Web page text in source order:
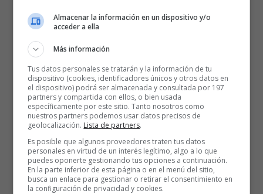
Estadísticas del partido
ARMANI MILÁN: Baron (11), Hall (6), Luwawu-Cabarrot (17), Hines
(10) y Voigtmann (16) –quinteto inicial– Davies (9), Ricci (4), Nappier
(10) y Tonut (6).
CAZOO BASKONIA: Howard (18), Thompson (19), Giedraitis (18),
Hommes (2) y Kotsar (-) –quinteto inicial–; Costello (12), Enoch (7),
Almacenar la información en un dispositivo y/o
acceder a ella
Más información
Tus datos personales se tratarán y la información de tu
dispositivo (cookies, identificadores únicos y otros datos en
el dispositivo) podrá ser almacenada y consultada por 197
partners y compartida con ellos, o bien usada
específicamente por este sitio. Tanto nosotros como
nuestros partners podemos usar datos precisos de
geolocalización. Lista de partners.
Es posible que algunos proveedores traten tus datos
personales en virtud de un interés legítimo, algo a lo que
puedes oponerte gestionando tus opciones a continuación.
En la parte inferior de esta página o en el menú del sitio,
busca un enlace para gestionar o retirar el consentimiento en
la configuración de privacidad y cookies.